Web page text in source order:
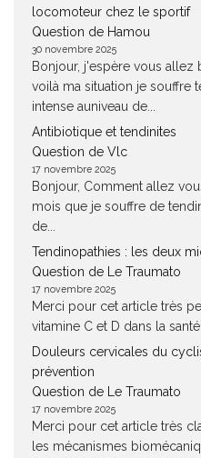
locomoteur chez le sportif
Question de Hamou
30 novembre 2025
Bonjour, j'espère vous allez
voilà ma situation je souffre
intense auniveau de...
Antibiotique et tendinites
Question de Vlc
17 novembre 2025
Bonjour, Comment allez
mois que je souffre de
de...
Tendinopathies : les deux
Question de Le Traumato
17 novembre 2025
Merci pour cet article très
vitamine C et D dans la santé
Douleurs cervicales du
prévention
Question de Le Traumato
17 novembre 2025
Merci pour cet article très
les mécanismes